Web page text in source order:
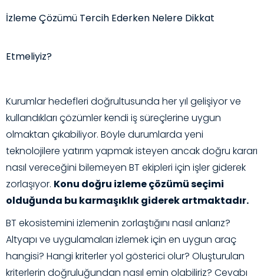
İzleme Çözümü Tercih Ederken Nelere Dikkat
Etmeliyiz?
Kurumlar hedefleri doğrultusunda her yıl gelişiyor ve
kullandıkları çözümler kendi iş süreçlerine uygun
olmaktan çıkabiliyor. Böyle durumlarda yeni
teknolojilere yatırım yapmak isteyen ancak doğru kararı
nasıl vereceğini bilemeyen BT ekipleri için işler giderek
zorlaşıyor. Konu doğru izleme çözümü seçimi
olduğunda bu karmaşıklık giderek artmaktadır.
BT ekosistemini izlemenin zorlaştığını nasıl anlarız?
Altyapı ve uygulamaları izlemek için en uygun araç
hangisi? Hangi kriterler yol gösterici olur? Oluşturulan
kriterlerin doğruluğundan nasıl emin olabiliriz? Cevabı